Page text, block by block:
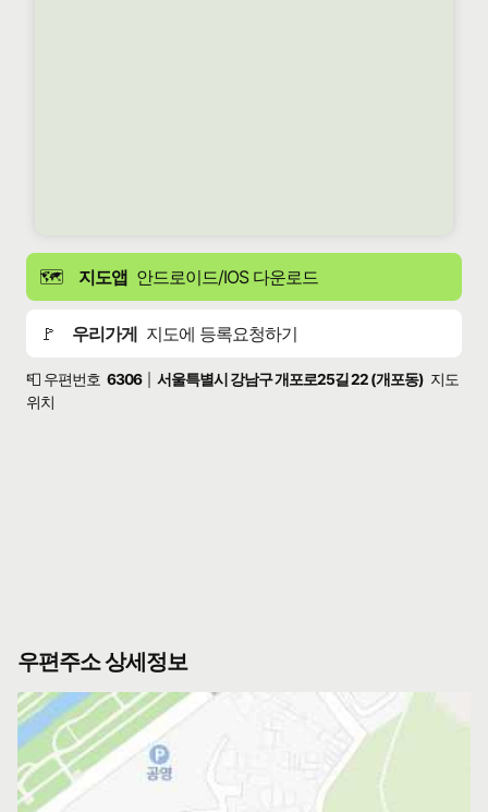
🗺️ 지도앱 안드로이드/IOS 다운로드
🚩 우리가게 지도에 등록요청하기
📮 우편번호 6306 서울특별시 강남구 개포로25길 22 (개포동) 지도
위치
우편주소 상세정보